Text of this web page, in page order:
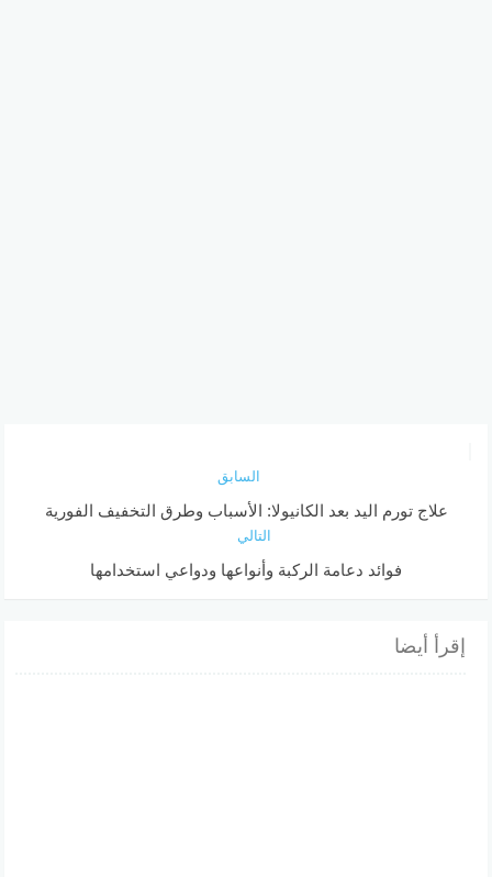
السابق
علاج تورم اليد بعد الكانيولا: الأسباب وطرق التخفيف الفورية
التالي
فوائد دعامة الركبة وأنواعها ودواعي استخدامها
إقرأ أيضا